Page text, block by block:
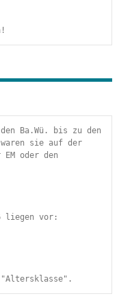
Ba.Wü. bis zu den
sie auf der
oder den
liegen vor: